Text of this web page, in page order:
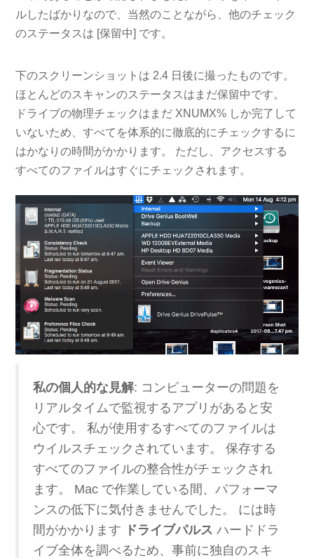
ルしたばかりなので、当然のことながら、他のチェック
のステータスは [保留中] です。
下のスクリーンショットは 2.4 日後に撮ったものです。
ほとんどのスキャンのステータスはまだ保留中です。
ドライブの物理チェックはまだ XNUMX% しか完了して
いないため、すべてを体系的に徹底的にチェックするに
はかなりの時間がかかります。 ただし、アクセスする
すべてのファイルはすぐにチェックされます。
私の個人的な見解: コンピューターの問題を
リアルタイムで監視するアプリがあると安
心です。 私が使用するすべてのファイルは
ウイルスチェックされています。 保存する
すべてのファイルの整合性がチェックされ
ます。 Mac で作業している間、パフォーマ
ンスの低下に気付きませんでした。 には時
間がかかります ドライブパルス ハードドラ
イブ全体を調べるため、事前に独自のスキ